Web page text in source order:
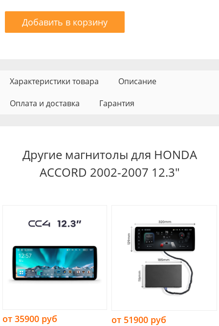
Добавить в корзину
Характеристики товара Описание
Оплата и доставка Гарантия
Другие магнитолы для HONDA
ACCORD 2002-2007 12.3"
от 35900 руб от 51900 руб